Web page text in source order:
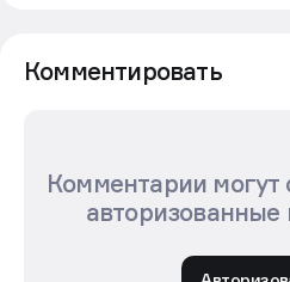
Комментировать
Комментарии могут
авторизованные